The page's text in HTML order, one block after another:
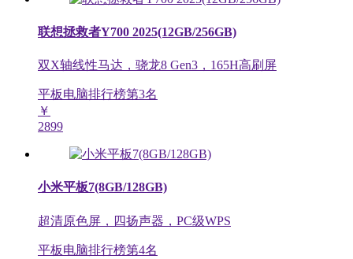
联想拯救者Y700 2025(12GB/256GB)
双X轴线性马达，骁龙8 Gen3，165H高刷屏
平板电脑排行榜第3名
￥
2899
小米平板7(8GB/128GB)
超清原色屏，四扬声器，PC级WPS
平板电脑排行榜第4名